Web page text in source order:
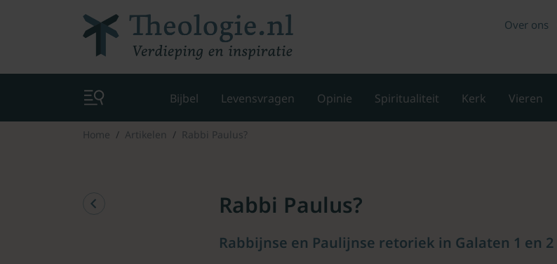
Over ons
Bijbel Levensvragen Opinie Spiritualiteit Kerk Vieren
Home Artikelen Rabbi Paulus?
Rabbi Paulus?
Rabbijnse en Paulijnse retoriek in Galaten 1 en 2